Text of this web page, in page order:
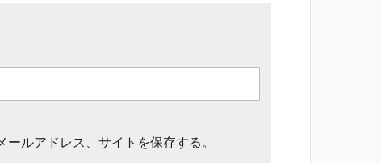
ルアドレス、サイトを保存する。